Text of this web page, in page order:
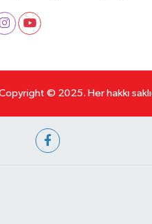
© 2025. Her hakkı